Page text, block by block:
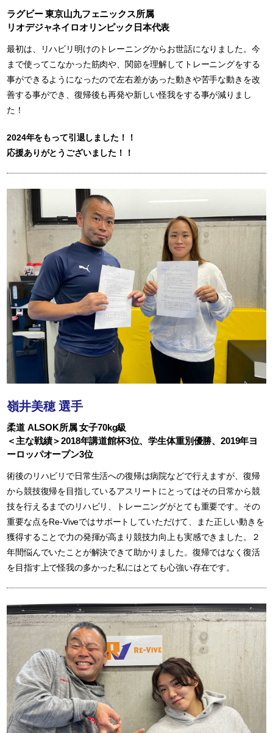
ラグビー 東京山九フェニックス所属
リオデジャネイロオリンピック日本代表
最初は、リハビリ明けのトレーニングからお世話になりました。今
まで使ってこなかった筋肉や、関節を理解してトレーニングをする
事ができるようになったので左右差があった動きや苦手な動きを改
善する事ができ、復帰後も再発や新しい怪我をする事が減りまし
た！
2024年をもって引退しました！！
応援ありがとうございました！！
嶺井美穂 選手
柔道 ALSOK所属 女子70kg級
＜主な戦績＞2018年講道館杯3位、学生体重別優勝、2019年ヨ
ーロッパオープン3位
術後のリハビリで日常生活への復帰は病院などで行えますが、復帰
から競技復帰を目指しているアスリートにとってはその日常から競
技を行えるまでのリハビリ、トレーニングがとても重要です。その
重要な点をRe-Viveではサポートしていただけて、また正しい動きを
獲得することで力の発揮が高まり競技力向上も実感できました。２
年間悩んでいたことが解決できて助かりました。復帰ではなく復活
を目指す上で怪我の多かった私にはとても心強い存在です。